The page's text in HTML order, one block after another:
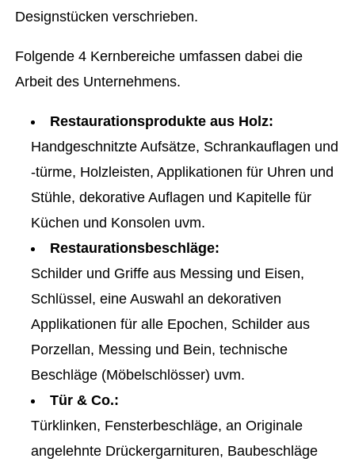
Designstücken verschrieben.
Folgende 4 Kernbereiche umfassen dabei die
Arbeit des Unternehmens.
Restaurationsprodukte aus Holz:
Handgeschnitzte Aufsätze, Schrankauflagen und
-türme, Holzleisten, Applikationen für Uhren und
Stühle, dekorative Auflagen und Kapitelle für
Küchen und Konsolen uvm.
Restaurationsbeschläge:
Schilder und Griffe aus Messing und Eisen,
Schlüssel, eine Auswahl an dekorativen
Applikationen für alle Epochen, Schilder aus
Porzellan, Messing und Bein, technische
Beschläge (Möbelschlösser) uvm.
Tür & Co.:
Türklinken, Fensterbeschläge, an Originale
angelehnte Drückergarnituren, Baubeschläge